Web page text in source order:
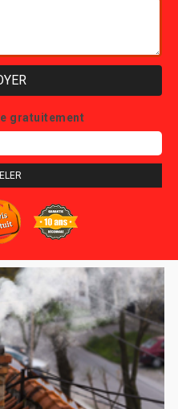
gratuitement